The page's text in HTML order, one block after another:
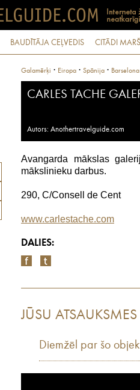
BAUDĪTĀJA CEĻVEDIS CITĀDI
Galamērķi · Eiropa · Spānija · Barselona
CARLES TACHE
Autors: Anothertravelguide.com
Avangarda mākslas
mākslinieku darbus.
290, C/Consell de Cent
www.carlestache.com
DALIES:
JŪSU ATSAUKSMES
Diemžēl par šo